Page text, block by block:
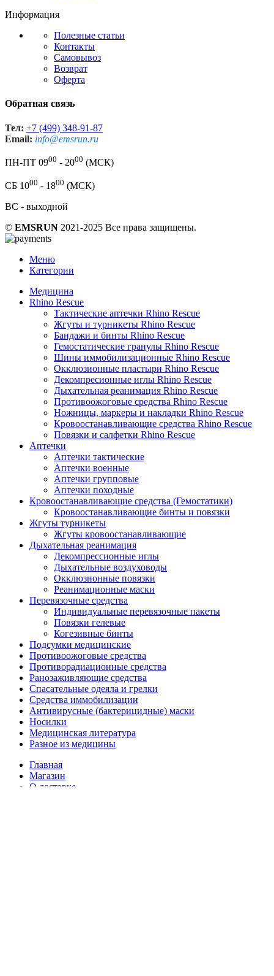
Информация
Полезные статьи
Контакты
Самовывоз
Возврат
Оферта
Обратная связь
Тел: +7 (499) 348-91-87
Email: info@emsrun.ru
ПН-ПТ 0900 - 2000 (МСК)
СБ 1000 - 1800 (МСК)
ВС - выходной
© EMSRUN 2021-2025 Все права защищены.
Меню
Категории
Медицина
Rhino Rescue
Тактические аптечки Rhino Rescue
Жгуты и турникеты Rhino Rescue
Бандажи и бинты Rhino Rescue
Гемостатические гранулы Rhino Rescue
Шины иммобилизационные Rhino Rescue
Окклюзионные пластыри Rhino Rescue
Декомпресионные иглы Rhino Rescue
Дыхательная реанимация Rhino Rescue
Противоожоговые средства Rhino Rescue
Ножницы, маркеры и накладки Rhino Rescue
Кровоостанавливающие средства Rhino Rescue
Повязки и салфетки Rhino Rescue
Аптечки
Аптечки тактические
Аптечки военные
Аптечки групповые
Аптечки походные
Кровоостанавливающие средства (Гемостатики)
Кровоостанавливающие бинты и повязки
Жгуты турникеты
Жгуты кровоостанавливающие
Дыхательная реанимация
Декомпрессионные иглы
Дыхательные воздуховоды
Окклюзионные повязки
Реанимационные маски
Перевязочные средства
Индивидуальные перевязочные пакеты
Повязки гелевые
Когезивные бинты
Подсумки медицинские
Противоожоговые средства
Противорадиационные средства
Ранозаживляющие средства
Спасательные одеяла и грелки
Средства иммобилизации
Антивирусные (бактерицидные) маски
Носилки
Медицинская литература
Разное из медицины
Главная
Магазин
О доставке